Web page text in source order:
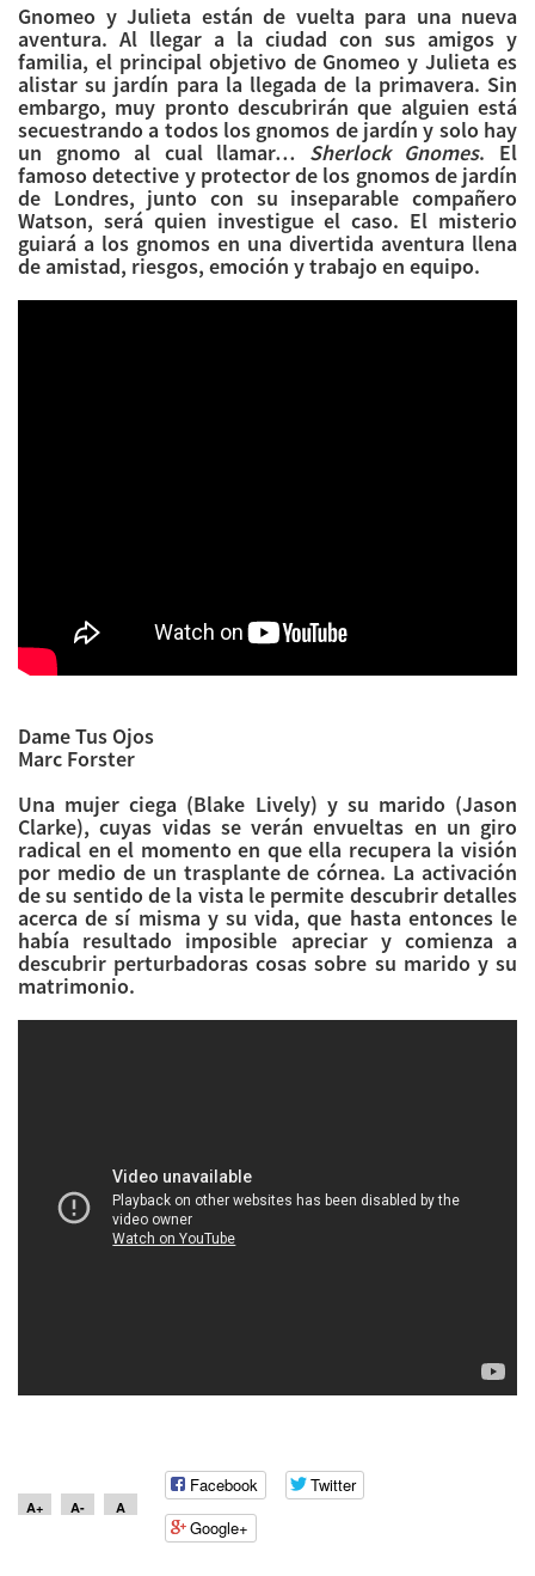
Gnomeo y Julieta están de vuelta para una nueva
aventura. Al llegar a la ciudad con sus amigos y
familia, el principal objetivo de Gnomeo y Julieta es
alistar su jardín para la llegada de la primavera. Sin
embargo, muy pronto descubrirán que alguien está
secuestrando a todos los gnomos de jardín y solo hay
un gnomo al cual llamar… Sherlock Gnomes. El
famoso detective y protector de los gnomos de jardín
de Londres, junto con su inseparable compañero
Watson, será quien investigue el caso. El misterio
guiará a los gnomos en una divertida aventura llena
de amistad, riesgos, emoción y trabajo en equipo.
Dame Tus Ojos
Marc Forster
Una mujer ciega (Blake Lively) y su marido (Jason
Clarke), cuyas vidas se verán envueltas en un giro
radical en el momento en que ella recupera la visión
por medio de un trasplante de córnea. La activación
de su sentido de la vista le permite descubrir detalles
acerca de sí misma y su vida, que hasta entonces le
había resultado imposible apreciar y comienza a
descubrir perturbadoras cosas sobre su marido y su
matrimonio.
A+ A- A
Facebook
Twitter
Google+